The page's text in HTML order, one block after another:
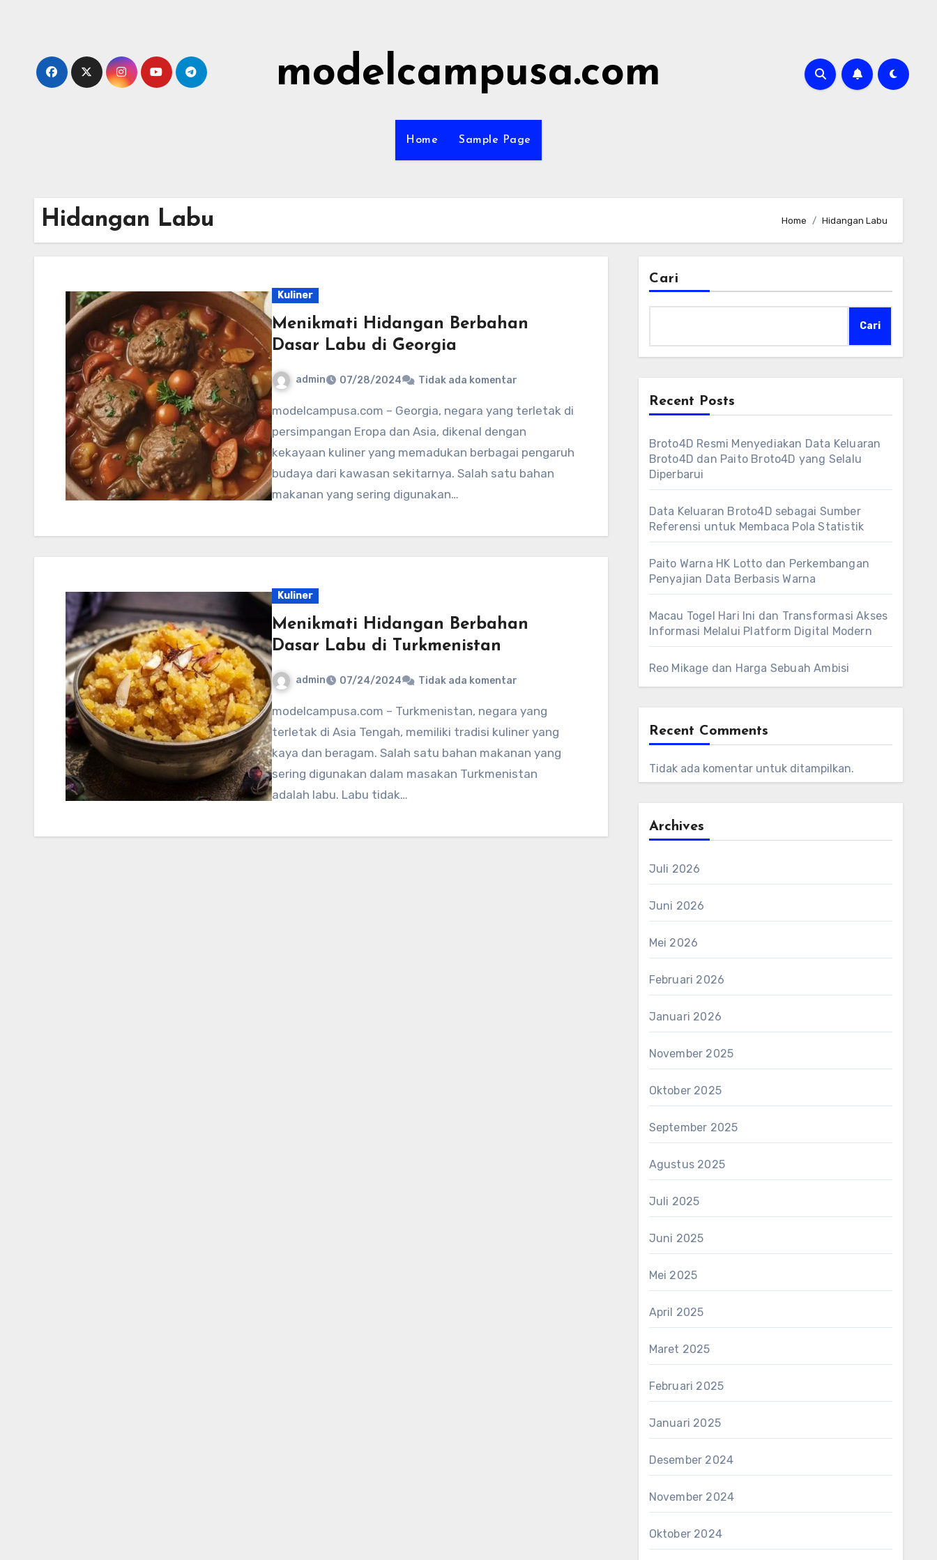
modelcampusa.com
Home Sample Page
Hidangan Labu Home Hidangan Labu
Kuliner
Menikmati Hidangan Berbahan
Dasar Labu di Georgia
admin 07/28/2024 Tidak ada komentar
modelcampusa.com – Georgia, negara yang terletak di
persimpangan Eropa dan Asia, dikenal dengan
kekayaan kuliner yang memadukan berbagai pengaruh
budaya dari kawasan sekitarnya. Salah satu bahan
makanan yang sering digunakan…
Kuliner
Menikmati Hidangan Berbahan
Dasar Labu di Turkmenistan
admin 07/24/2024 Tidak ada komentar
modelcampusa.com – Turkmenistan, negara yang
terletak di Asia Tengah, memiliki tradisi kuliner yang
kaya dan beragam. Salah satu bahan makanan yang
sering digunakan dalam masakan Turkmenistan
adalah labu. Labu tidak…
Cari
Cari
Recent Posts
Broto4D Resmi Menyediakan Data Keluaran
Broto4D dan Paito Broto4D yang Selalu
Diperbarui
Data Keluaran Broto4D sebagai Sumber
Referensi untuk Membaca Pola Statistik
Paito Warna HK Lotto dan Perkembangan
Penyajian Data Berbasis Warna
Macau Togel Hari Ini dan Transformasi Akses
Informasi Melalui Platform Digital Modern
Reo Mikage dan Harga Sebuah Ambisi
Recent Comments
Tidak ada komentar untuk ditampilkan.
Archives
Juli 2026
Juni 2026
Mei 2026
Februari 2026
Januari 2026
November 2025
Oktober 2025
September 2025
Agustus 2025
Juli 2025
Juni 2025
Mei 2025
April 2025
Maret 2025
Februari 2025
Januari 2025
Desember 2024
November 2024
Oktober 2024